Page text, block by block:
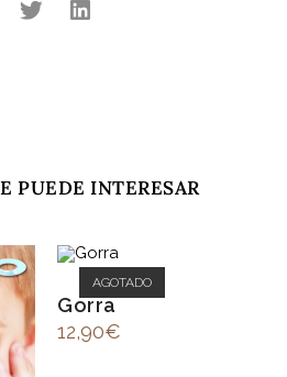
PUEDE INTERESAR
AGOTADO
Gorra
12,90€